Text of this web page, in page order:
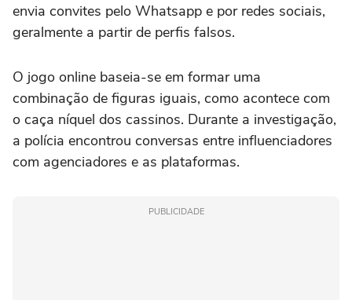
envia convites pelo Whatsapp e por redes sociais,
geralmente a partir de perfis falsos.
O jogo online baseia-se em formar uma
combinação de figuras iguais, como acontece com
o caça níquel dos cassinos. Durante a investigação,
a polícia encontrou conversas entre influenciadores
com agenciadores e as plataformas.
PUBLICIDADE